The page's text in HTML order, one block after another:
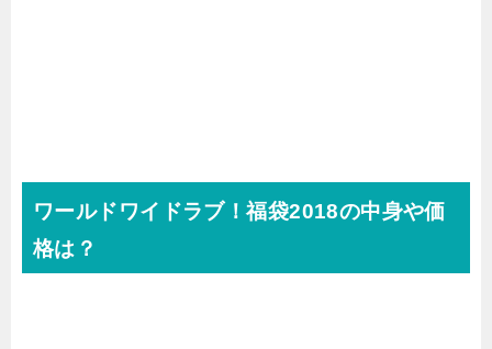
ワールドワイドラブ！福袋2018の中身や価
格は？